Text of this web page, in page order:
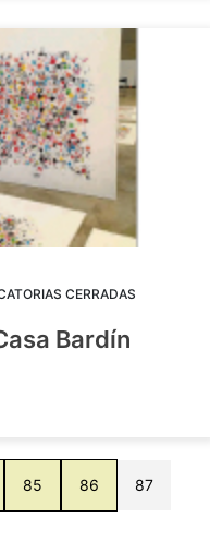
CERRADAS
Bardín
85 86 87